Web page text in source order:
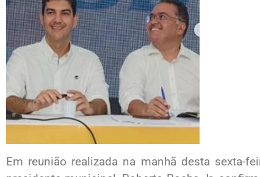
Em reunião realizada na manhã desta sexta-